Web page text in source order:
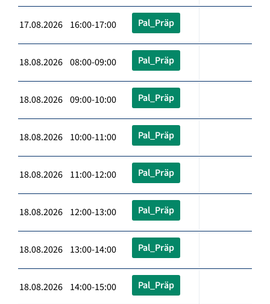
17.08.2026 16:00-17:00 Pal_Präp
18.08.2026 08:00-09:00 Pal_Präp
18.08.2026 09:00-10:00 Pal_Präp
18.08.2026 10:00-11:00 Pal_Präp
18.08.2026 11:00-12:00 Pal_Präp
18.08.2026 12:00-13:00 Pal_Präp
18.08.2026 13:00-14:00 Pal_Präp
18.08.2026 14:00-15:00 Pal_Präp